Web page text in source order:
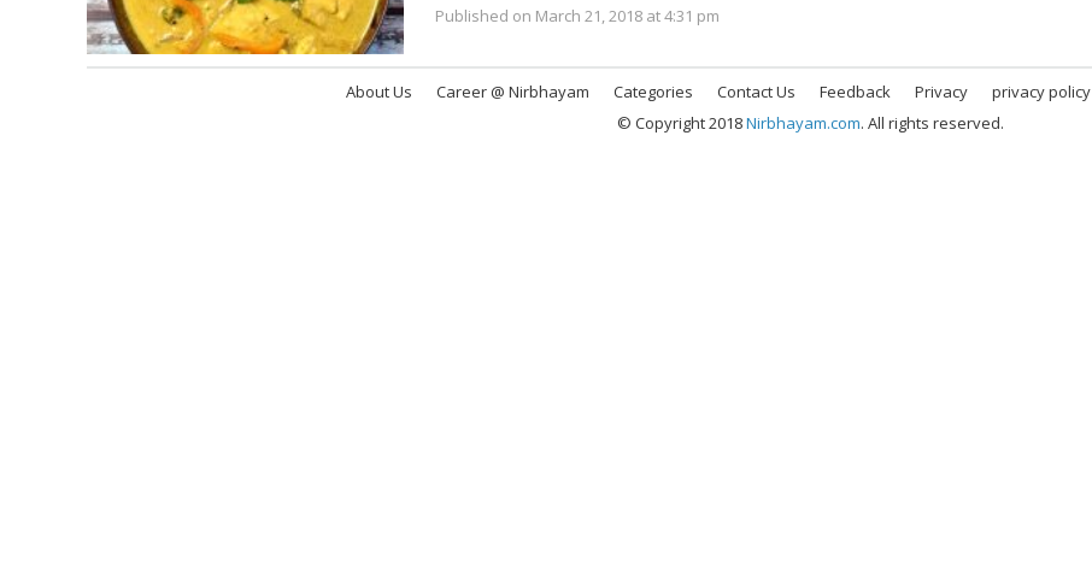
Published on March 21, 2018 at 4:31 pm
About Us Career @ Nirbhayam Categories Contact Us Feedback Privacy privacy policy
© Copyright 2018Nirbhayam.com. All rights reserved.